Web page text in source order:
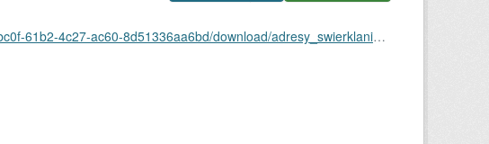
4c27-ac60-8d51336aa6bd/download/adresy_swierklaniec.csv